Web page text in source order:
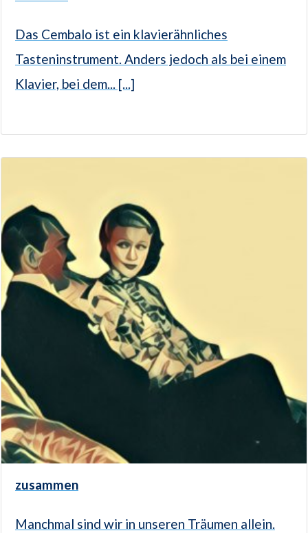
Das Cembalo ist ein klavierähnliches
Tasteninstrument. Anders jedoch als bei einem
Klavier, bei dem... [...]
zusammen
Manchmal sind wir in unseren Träumen allein.